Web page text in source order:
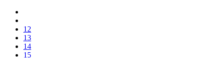
12
13
14
15